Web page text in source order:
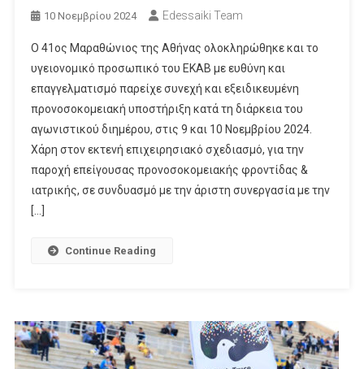
10 Νοεμβρίου 2024 Edessaiki Team
Ο 41ος Μαραθώνιος της Αθήνας ολοκληρώθηκε και το
υγειονομικό προσωπικό του EKAB με ευθύνη και
επαγγελματισμό παρείχε συνεχή και εξειδικευμένη
προνοσοκομειακή υποστήριξη κατά τη διάρκεια του
αγωνιστικού διημέρου, στις 9 και 10 Νοεμβρίου 2024.
Χάρη στον εκτενή επιχειρησιακό σχεδιασμό, για την
παροχή επείγουσας προνοσοκομειακής φροντίδας &
ιατρικής, σε συνδυασμό με την άριστη συνεργασία με την
[…]
Continue Reading